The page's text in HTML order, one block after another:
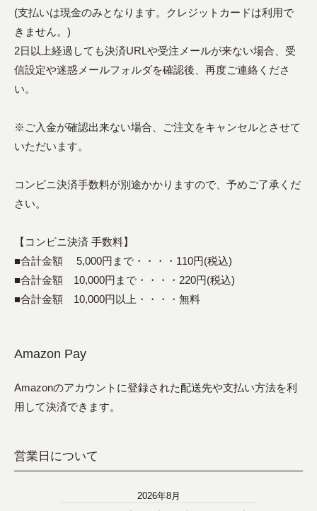
(支払いは現金のみとなります。クレジットカードは利用で
きません。)
2日以上経過しても決済URLや受注メールが来ない場合、受
信設定や迷惑メールフォルダを確認後、再度ご連絡くださ
い。
※ご入金が確認出来ない場合、ご注文をキャンセルとさせて
いただいます。
コンビニ決済手数料が別途かかりますので、予めご了承くだ
さい。
【コンビニ決済 手数料】
■合計金額 5,000円まで・・・・110円(税込)
■合計金額 10,000円まで・・・・220円(税込)
■合計金額 10,000円以上・・・・無料
Amazon Pay
Amazonのアカウントに登録された配送先や支払い方法を利
用して決済できます。
営業日について
2026年8月